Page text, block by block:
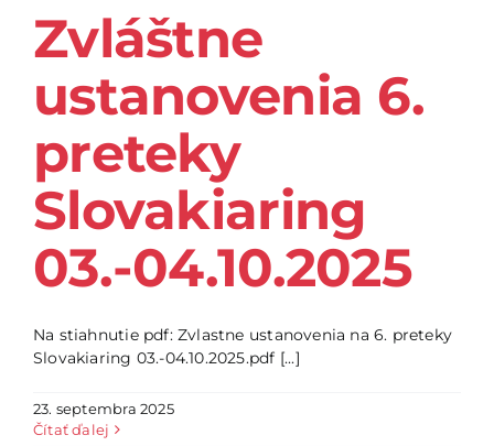
Zvláštne
ustanovenia 6.
preteky
Slovakiaring
03.-04.10.2025
Na stiahnutie pdf: Zvlastne ustanovenia na 6. preteky
Slovakiaring 03.-04.10.2025.pdf [...]
23. septembra 2025
Čítať ďalej